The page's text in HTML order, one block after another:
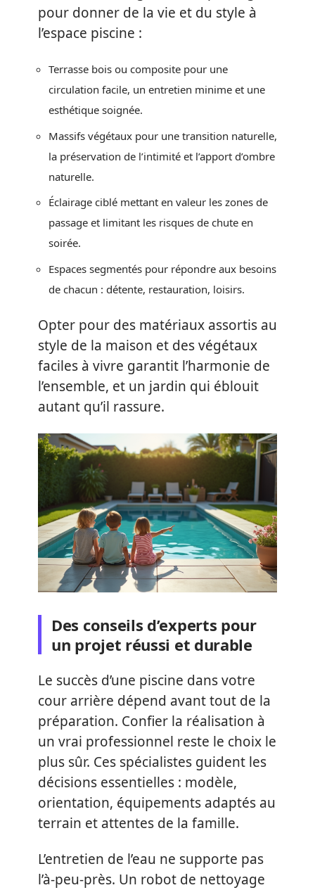
pour donner de la vie et du style à
l’espace piscine :
Terrasse bois ou composite pour une
circulation facile, un entretien minime et une
esthétique soignée.
Massifs végétaux pour une transition naturelle,
la préservation de l’intimité et l’apport d’ombre
naturelle.
Éclairage ciblé mettant en valeur les zones de
passage et limitant les risques de chute en
soirée.
Espaces segmentés pour répondre aux besoins
de chacun : détente, restauration, loisirs.
Opter pour des matériaux assortis au
style de la maison et des végétaux
faciles à vivre garantit l’harmonie de
l’ensemble, et un jardin qui éblouit
autant qu’il rassure.
Des conseils d’experts pour
un projet réussi et durable
Le succès d’une piscine dans votre
cour arrière dépend avant tout de la
préparation. Confier la réalisation à
un vrai professionnel reste le choix le
plus sûr. Ces spécialistes guident les
décisions essentielles : modèle,
orientation, équipements adaptés au
terrain et attentes de la famille.
L’entretien de l’eau ne supporte pas
l’à-peu-près. Un robot de nettoyage